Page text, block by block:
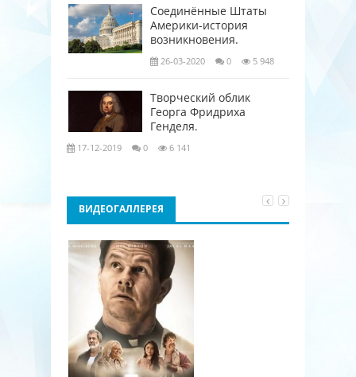
Соединённые Штаты
Америки-история
возникновения.
26-03-2020 0 5 948
Творческий облик
Георга Фридриха
Генделя.
17-12-2019 0 6 141
ВИДЕОГАЛЛЕРЕЯ